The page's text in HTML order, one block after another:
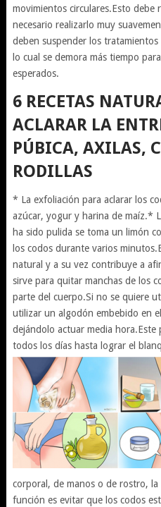
movimientos circulares.Esto debe
necesario realizarlo muy
deben suspender los
lo cual se demora más tiempo
esperados.
6 RECETAS
ACLARAR LA
PÚBICA, AXILAS,
RODILLAS
* La exfoliación para aclarar los
azúcar, yogur y harina de maíz.*
ha sido pulida se toma un limón
los codos durante varios
natural y a su vez contribuye a
sirve para quitar manchas de los
parte del cuerpo.Si no se quiere
utilizar un algodón embebido en
dejándolo actuar media
todos los días hasta lograr el
corporal, de manos o de rostro,
función es evitar que los codos